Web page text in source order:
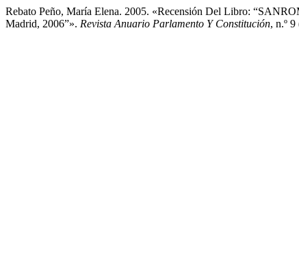
Rebato Peño, María Elena. 2005. «Recensión Del Libro:
Madrid, 2006”». Revista Anuario Parlamento Y Constitución, n.º